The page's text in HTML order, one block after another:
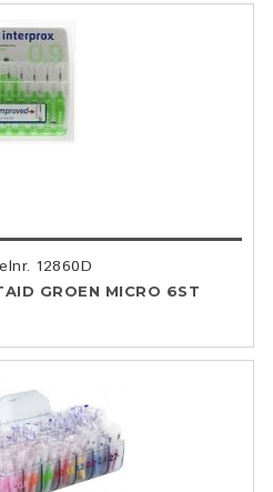
12860D
GROEN MICRO 6ST